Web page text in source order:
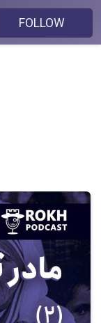
FOLLOW